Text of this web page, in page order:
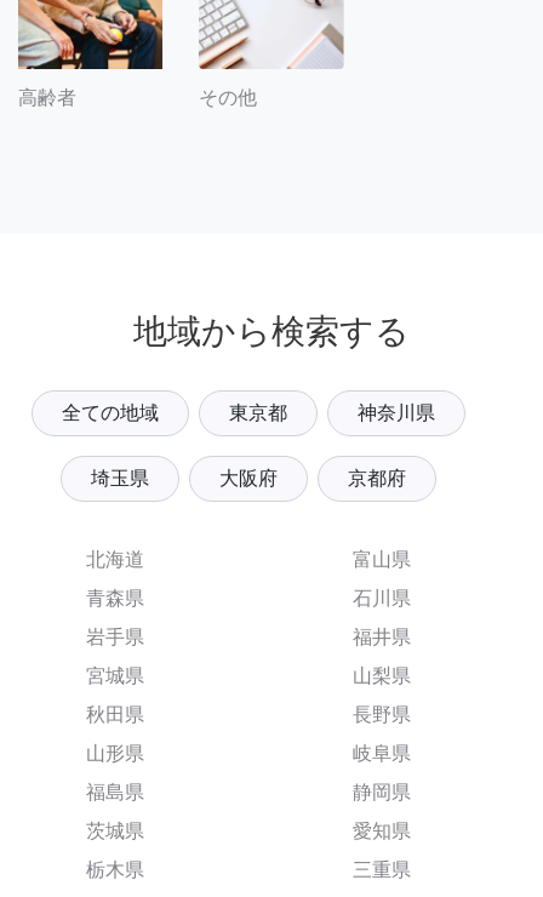
高齢者 その他
地域から検索する
全ての地域 東京都 神奈川県
埼玉県 大阪府 京都府
北海道
青森県
岩手県
宮城県
秋田県
山形県
福島県
茨城県
栃木県
富山県
石川県
福井県
山梨県
長野県
岐阜県
静岡県
愛知県
三重県